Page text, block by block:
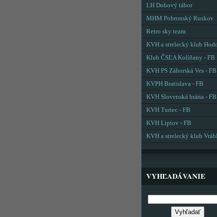
LH Dobový tábor
MHM Pohronský Ruskov
Retro sky team
KVH a strelecký klub
Klub ČSĽA Kolíňany - FB
KVH PS Záhorská Ves - FB
KVPH Bratislava - FB
KVH Slovenská brána - FB
KVH Turiec - FB
KVH Liptov - FB
KVH a strelecký klub
VYHĽADÁVANIE